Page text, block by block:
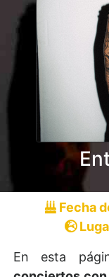
Fecha
En esta